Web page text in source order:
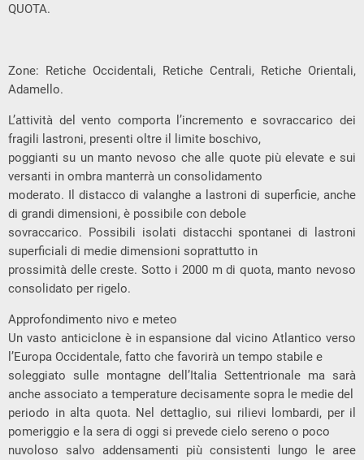
QUOTA.
Zone: Retiche Occidentali, Retiche Centrali, Retiche Orientali,
Adamello.
L’attività del vento comporta l’incremento e sovraccarico dei
fragili lastroni, presenti oltre il limite boschivo,
poggianti su un manto nevoso che alle quote più elevate e sui
versanti in ombra manterrà un consolidamento
moderato. Il distacco di valanghe a lastroni di superficie, anche
di grandi dimensioni, è possibile con debole
sovraccarico. Possibili isolati distacchi spontanei di lastroni
superficiali di medie dimensioni soprattutto in
prossimità delle creste. Sotto i 2000 m di quota, manto nevoso
consolidato per rigelo.
Approfondimento nivo e meteo
Un vasto anticiclone è in espansione dal vicino Atlantico verso
l’Europa Occidentale, fatto che favorirà un tempo stabile e
soleggiato sulle montagne dell’Italia Settentrionale ma sarà
anche associato a temperature decisamente sopra le medie del
periodo in alta quota. Nel dettaglio, sui rilievi lombardi, per il
pomeriggio e la sera di oggi si prevede cielo sereno o poco
nuvoloso salvo addensamenti più consistenti lungo le aree